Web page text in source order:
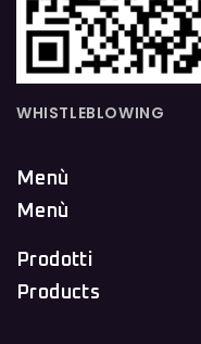
WHISTLEBLOWING
Menù
Menù
Prodotti
Products